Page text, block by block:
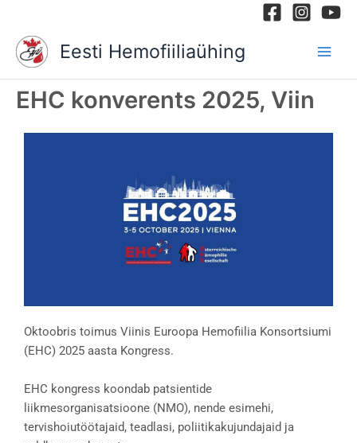
content
Eesti Hemofiiliaühing
EHC konverents 2025, Viin
Oktoobris toimus Viinis Euroopa Hemofiilia Konsortsiumi
(EHC) 2025 aasta Kongress.
EHC kongress koondab patsientide
liikmesorganisatsioone (NMO), nende esimehi,
tervishoiutöötajaid, teadlasi, poliitikakujundajaid ja